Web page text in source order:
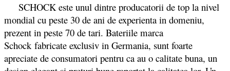
SCHOCK este unul dintre producatorii de top la nivel
mondial cu peste 30 de ani de experienta in domeniu,
prezent in peste 70 de tari. Bateriile marca
Schock fabricate exclusiv in Germania, sunt foarte
apreciate de consumatori pentru ca au o calitate buna, un